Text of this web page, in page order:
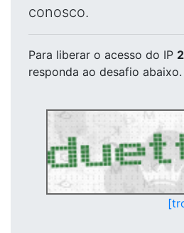
conosco.
Para liberar o acesso do IP
responda ao desafio abaixo.